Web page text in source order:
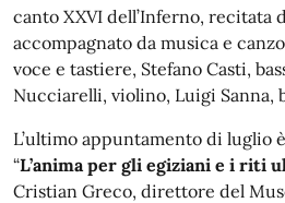
canto XXVI dell’Inferno, recitata
accompagnato da musica e
voce e tastiere, Stefano Casti,
Nucciarelli, violino, Luigi Sanna,
L’ultimo appuntamento di luglio è
“L’anima per gli egiziani e i riti
Cristian Greco, direttore del